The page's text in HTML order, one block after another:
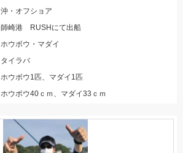
沖・オフショア
師崎港 RUSHにて出船
ホウボウ・マダイ
タイラバ
ホウボウ1匹、マダイ1匹
ホウボウ40ｃｍ、マダイ33ｃｍ